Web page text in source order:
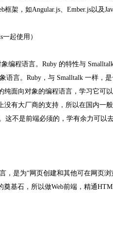
框架，如Angular.js、Ember.js以及
一起使用）
编程语言。Ruby 的特性与
语言。Ruby，与 Smalltalk 一样，
纯面向对象的编程语言，学习它可
没有大厂商的支持，所以在国内一
这不是前端必须的，学有余力可以
，是为“网页创建和其他可在网页
奠基石，所以做Web前端，精通